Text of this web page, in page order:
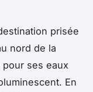
prisée
nord de la
ses eaux
En